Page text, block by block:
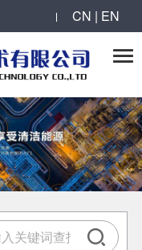
CN | EN
